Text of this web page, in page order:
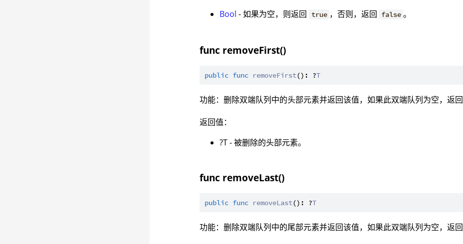
Bool - 如果为空，则返回 true ，否则，返回 false 。
func removeFirst()
public func removeFirst(): ?T
功能：删除双端队列中的头部元素并返回该值，如果此双端队列为空，返回
返回值：
?T - 被删除的头部元素。
func removeLast()
public func removeLast(): ?T
功能：删除双端队列中的尾部元素并返回该值，如果此双端队列为空，返回